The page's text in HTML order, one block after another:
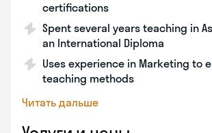
certifications
Spent several years teaching in
an International Diploma
Uses experience in Marketing to
teaching methods
Читать дальше